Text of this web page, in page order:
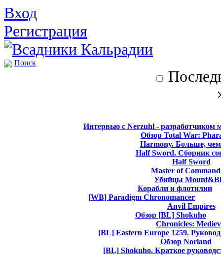
Вход
Регистрация
Поиск
Интервью с Nerzuhl - разработчиком
Обзор Total War:
Harmony. Больше,
Half Sword. Сборник
Half Sword
Master of Command
Убийцы
Корабли и флотилии
[WB] Paradigm Chronomancer
Anvil Empires
Обзор [BL] Shokuho
Chronicles:
[BL] Eastern Europe 1259.
Обзор Norland
[BL] Shokuho. Краткое